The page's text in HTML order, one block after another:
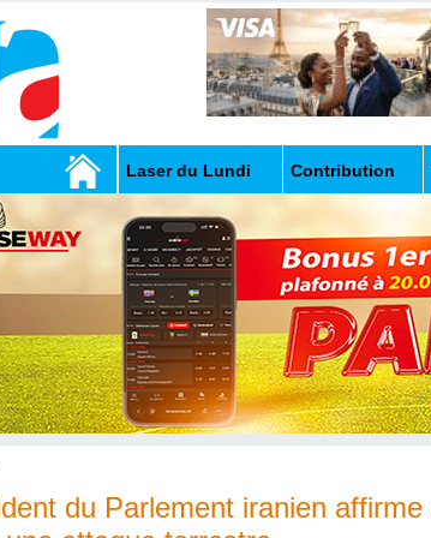
Laser du Lundi Contribution
du Parlement iranien